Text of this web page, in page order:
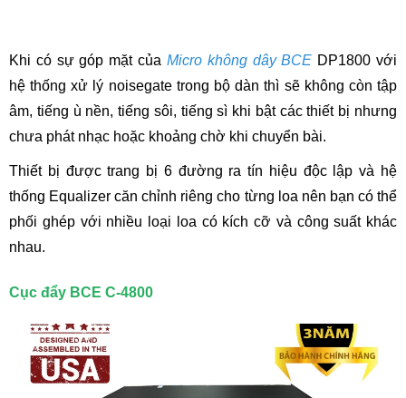
Khi có sự góp mặt của Micro không dây BCE DP1800 với
hệ thống xử lý noisegate trong bộ dàn thì sẽ không còn tập
âm, tiếng ù nền, tiếng sôi, tiếng sì khi bật các thiết bị nhưng
chưa phát nhạc hoặc khoảng chờ khi chuyển bài.
Thiết bị được trang bị 6 đường ra tín hiệu độc lập và hệ
thống Equalizer căn chỉnh riêng cho từng loa nên bạn có thể
phối ghép với nhiều loại loa có kích cỡ và công suất khác
nhau.
Cục đẩy BCE C-4800